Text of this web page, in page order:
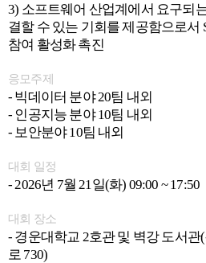
3) 소프트웨어 산업계에서 요구되
결할 수 있는 기회를 제공함으로서
참여 활성화 촉진
응모주제
- 빅데이터 분야 20팀 내외
- 인공지능 분야 10팀 내외
- 보안분야 10팀 내외
대회 일정
- 2026년 7월 21일(화) 09:00 ~ 17:50
대회 장소
- 경운대학교 2호관 및 벽강 도서
로 730)